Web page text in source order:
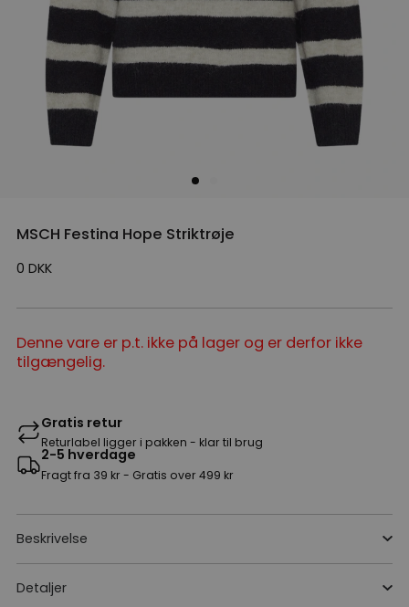
MSCH Festina Hope Striktrøje
0 DKK
Denne vare er p.t. ikke på lager og er derfor ikke
tilgængelig.
Gratis retur
Returlabel ligger i pakken - klar til brug
2-5 hverdage
Fragt fra 39 kr - Gratis over 499 kr
Beskrivelse
Detaljer